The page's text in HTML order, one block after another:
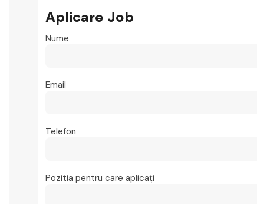
Aplicare Job
Nume
Email
Telefon
Pozitia pentru care aplicați